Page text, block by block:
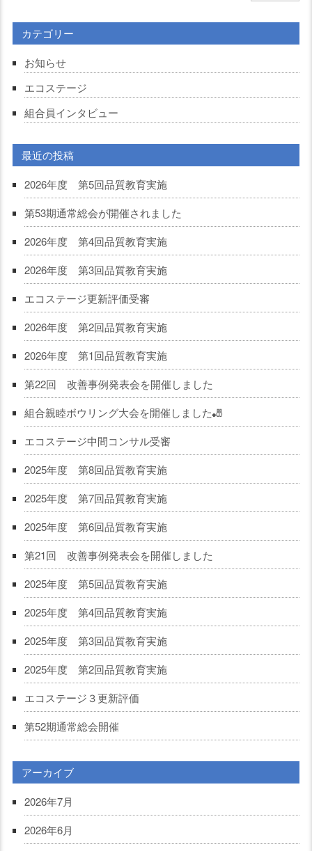
カテゴリー
お知らせ
エコステージ
組合員インタビュー
最近の投稿
2026年度 第5回品質教育実施
第53期通常総会が開催されました
2026年度 第4回品質教育実施
2026年度 第3回品質教育実施
エコステージ更新評価受審
2026年度 第2回品質教育実施
2026年度 第1回品質教育実施
第22回 改善事例発表会を開催しました
組合親睦ボウリング大会を開催しました🎳
エコステージ中間コンサル受審
2025年度 第8回品質教育実施
2025年度 第7回品質教育実施
2025年度 第6回品質教育実施
第21回 改善事例発表会を開催しました
2025年度 第5回品質教育実施
2025年度 第4回品質教育実施
2025年度 第3回品質教育実施
2025年度 第2回品質教育実施
エコステージ３更新評価
第52期通常総会開催
アーカイブ
2026年7月
2026年6月